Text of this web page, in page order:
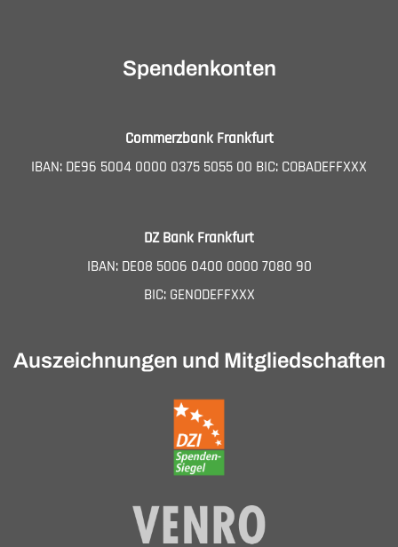
Spendenkonten
Commerzbank Frankfurt
IBAN: DE96 5004 0000 0375 5055 00 BIC: COBADEFFXXX
DZ Bank Frankfurt
IBAN: DE08 5006 0400 0000 7080 90
BIC: GENODEFFXXX
Auszeichnungen und Mitgliedschaften